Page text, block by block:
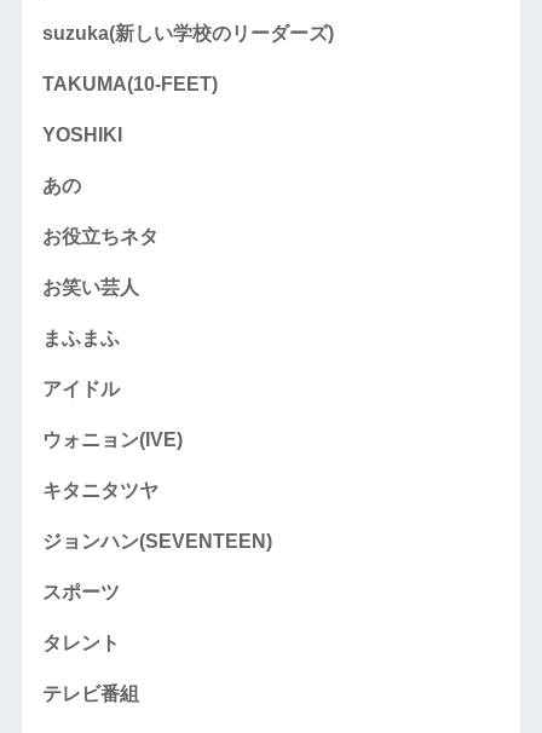
suzuka(新しい学校のリーダーズ)
TAKUMA(10-FEET)
YOSHIKI
あの
お役立ちネタ
お笑い芸人
まふまふ
アイドル
ウォニョン(IVE)
キタニタツヤ
ジョンハン(SEVENTEEN)
スポーツ
タレント
テレビ番組